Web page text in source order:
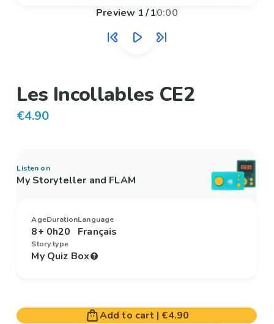
Preview 1/10:00
Les Incollables CE2
€4.90
Listen on
My Storyteller and FLAM
Age
8+
Duration
0h20
Language
Français
Story type
My Quiz Box
Add to cart | €4.90